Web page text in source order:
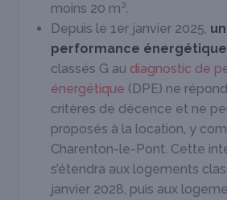
moins 20 m³.
Depuis le 1 er janvier 2025,
performance énergétique
classés G au diagnostic de
énergétique (DPE) ne
critères de décence et ne
proposés à la location, y
Charenton-le-Pont. Cette
s’étendra aux logements
janvier 2028, puis aux